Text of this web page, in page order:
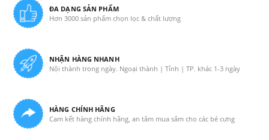
ĐA DẠNG SẢN PHẨM
Hơn 3000 sản phẩm chọn lọc & chất lượng
NHẬN HÀNG NHANH
Nội thành trong ngày. Ngoại thành | Tỉnh | TP. khác 1-3 ngày
HÀNG CHÍNH HÃNG
Cam kết hàng chính hãng, an tâm mua sắm cho các bé cưng